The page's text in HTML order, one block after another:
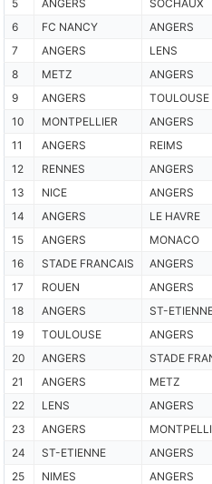
5
ANGERS SOCHAUX
6
FC NANCY ANGERS
7
ANGERS LENS
8
METZ ANGERS
9
ANGERS TOULOUSE
10
MONTPELLIER ANGERS
11
ANGERS REIMS
12
RENNES ANGERS
13
NICE ANGERS
14
ANGERS LE HAVRE
15
ANGERS MONACO
16
STADE FRANCAIS ANGERS
17
ROUEN ANGERS
18
ANGERS ST-
19
TOULOUSE ANGERS
20
ANGERS STADE
21
ANGERS METZ
22
LENS ANGERS
23
ANGERS
24
ST-ETIENNE ANGERS
25
NIMES ANGERS